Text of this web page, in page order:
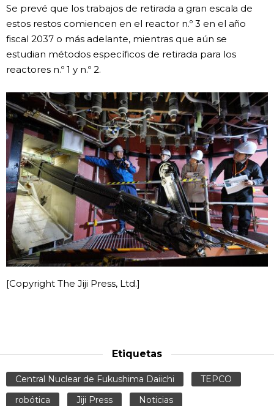
Avisos
Se prevé que los trabajos de retirada a gran escala de
estos restos comiencen en el reactor n.º 3 en el año
fiscal 2037 o más adelante, mientras que aún se
estudian métodos específicos de retirada para los
reactores n.º 1 y n.º 2.
[Copyright The Jiji Press, Ltd.]
Etiquetas
Central Nuclear de Fukushima Daiichi
TEPCO
robótica
Jiji Press Noticias